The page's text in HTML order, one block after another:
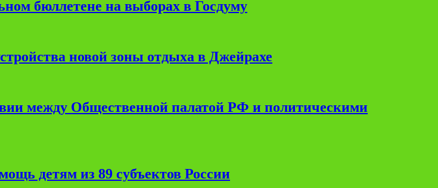
бюллетене на выборах в Госдуму
новой зоны отдыха в Джейрахе
между Общественной палатой РФ и политическими
детям из 89 субъектов России